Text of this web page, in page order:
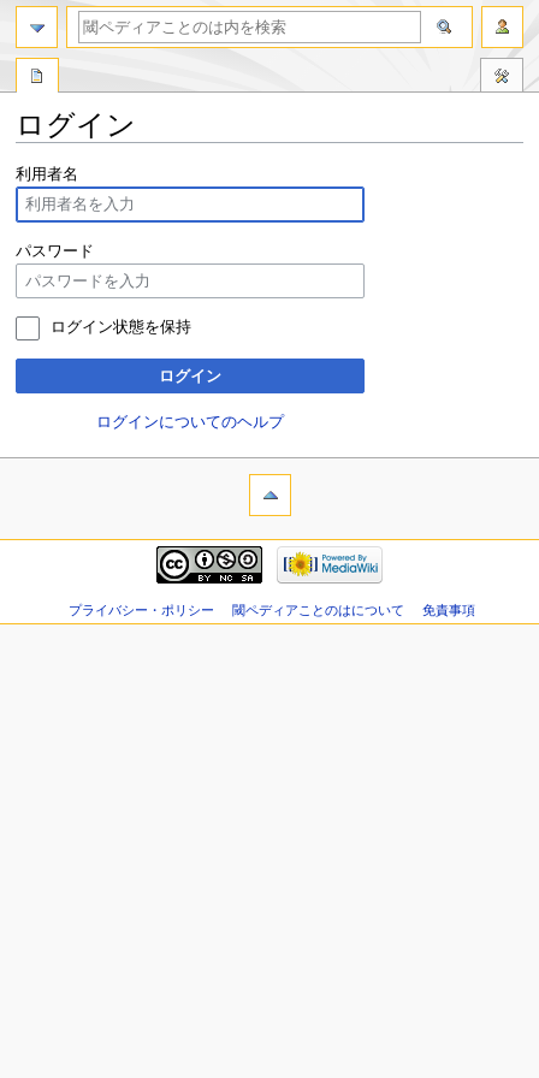
ログイン
ナ
ビ
ゲ
ー
シ
ョ
移
検
索
に
移
動
利用者名
パスワード
ログイン状態を保持
ログイン
ログインについてのヘルプ
プライバシー・ポリシー 閾ペディアことのはについて 免責事項